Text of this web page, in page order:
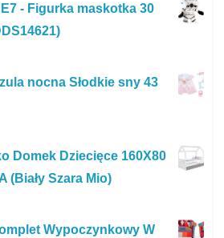
- Figurka maskotka 30
nocna Słodkie sny 43
Domek Dziecięce 160X80
(Biały Szara Mio)
Wypoczynkowy W